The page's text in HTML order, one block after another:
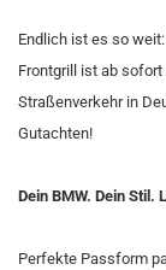
Endlich ist es so
Frontgrill ist ab
Straßenverkehr in
Gutachten!
Dein BMW. Dein Stil.
Perfekte Passform